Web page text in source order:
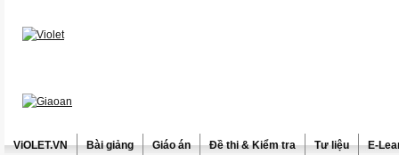
ViOLET.VN Bài giảng Giáo án Đề thi & Kiểm tra Tư liệu E-